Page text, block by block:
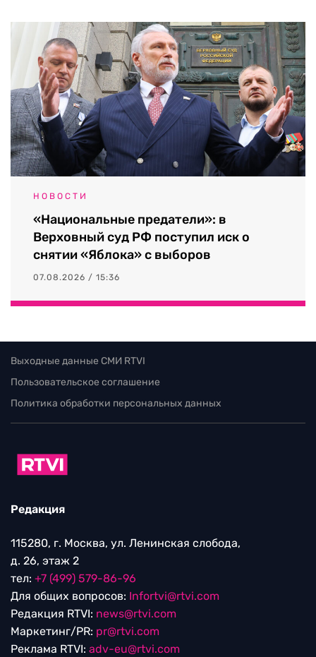
НОВОСТИ
«Национальные предатели»: в
Верховный суд РФ поступил иск о
снятии «Яблока» с выборов
07.08.2026 / 15:36
Выходные данные СМИ RTVI
Пользовательское соглашение
Политика обработки персональных данных
Редакция
115280, г. Москва, ул. Ленинская слобода,
д. 26, этаж 2
тел: +7 (499) 579-86-96
Для общих вопросов: Infortvi@rtvi.com
Редакция RTVI: news@rtvi.com
Маркетинг/PR: pr@rtvi.com
Реклама RTVI: adv-eu@rtvi.com